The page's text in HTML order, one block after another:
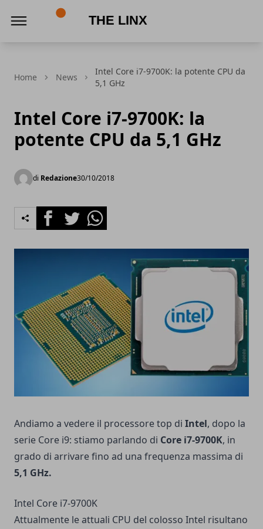
Home News
Intel Core i7-9700K: la potente CPU da
5,1 GHz
Intel Core i7-9700K: la
potente CPU da 5,1 GHz
di Redazione30/10/2018
FacebookTwitterWhatsapp
Andiamo a vedere il processore top di Intel, dopo la
serie Core i9: stiamo parlando di Core i7-9700K, in
grado di arrivare fino ad una frequenza massima di
5,1 GHz.
Intel Core i7-9700K
Attualmente le attuali CPU del colosso Intel risultano